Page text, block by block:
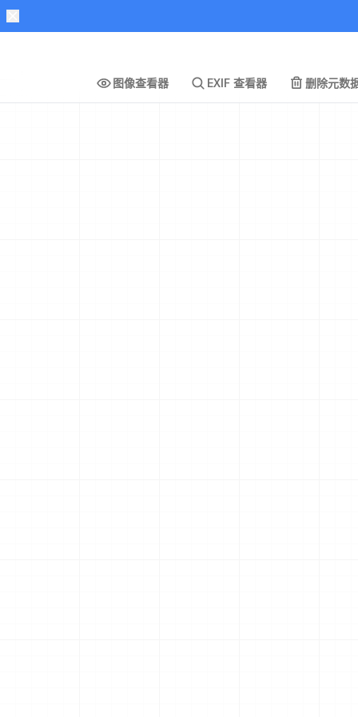
图像查看器 EXIF 查看器 删除元数